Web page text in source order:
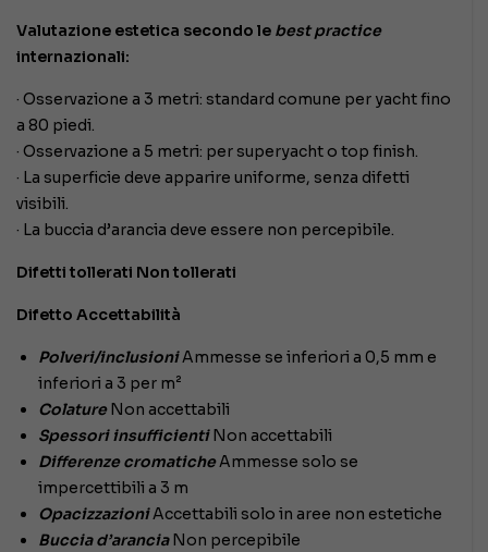
Valutazione estetica secondo le best practice
internazionali:
· Osservazione a 3 metri: standard comune per yacht fino
a 80 piedi.
· Osservazione a 5 metri: per superyacht o top finish.
· La superficie deve apparire uniforme, senza difetti
visibili.
· La buccia d’arancia deve essere non percepibile.
Difetti tollerati Non tollerati
Difetto Accettabilità
Polveri/inclusioniAmmesse se inferiori a 0,5 mm e
inferiori a 3 per m²
ColatureNon accettabili
Spessori insufficientiNon accettabili
Differenze cromaticheAmmesse solo se
impercettibili a 3 m
OpacizzazioniAccettabili solo in aree non estetiche
Buccia d’arancia Non percepibile